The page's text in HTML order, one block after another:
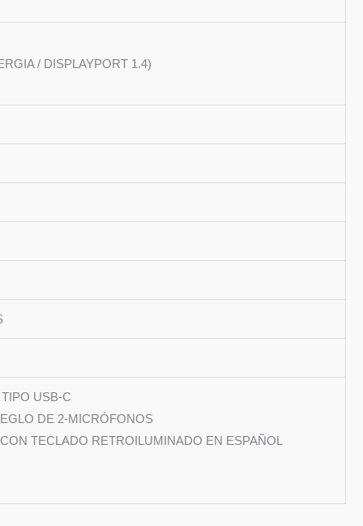
/ DISPLAYPORT 1.4)
USB-C
DE 2-MICRÓFONOS
TECLADO RETROILUMINADO EN ESPAÑOL